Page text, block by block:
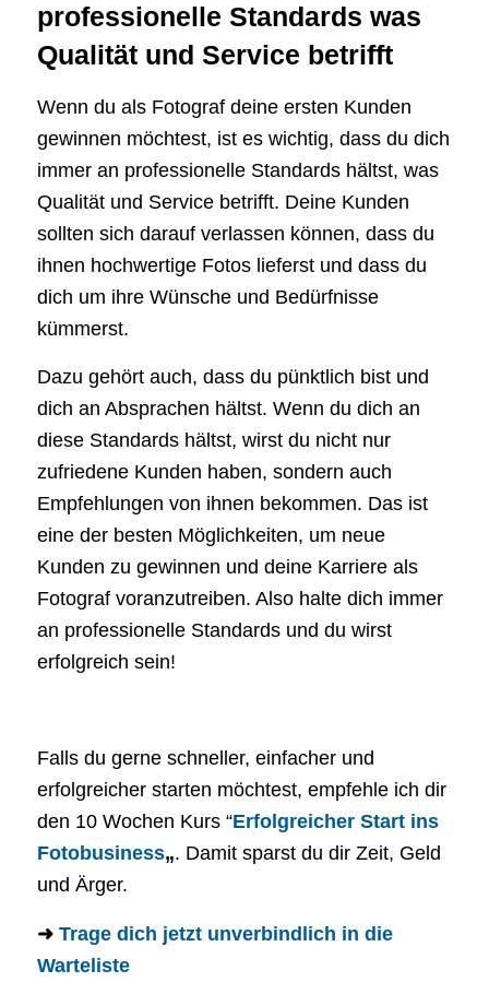
professionelle Standards was
Qualität und Service betrifft
Wenn du als Fotograf deine ersten Kunden
gewinnen möchtest, ist es wichtig, dass du dich
immer an professionelle Standards hältst, was
Qualität und Service betrifft. Deine Kunden
sollten sich darauf verlassen können, dass du
ihnen hochwertige Fotos lieferst und dass du
dich um ihre Wünsche und Bedürfnisse
kümmerst.
Dazu gehört auch, dass du pünktlich bist und
dich an Absprachen hältst. Wenn du dich an
diese Standards hältst, wirst du nicht nur
zufriedene Kunden haben, sondern auch
Empfehlungen von ihnen bekommen. Das ist
eine der besten Möglichkeiten, um neue
Kunden zu gewinnen und deine Karriere als
Fotograf voranzutreiben. Also halte dich immer
an professionelle Standards und du wirst
erfolgreich sein!
Falls du gerne schneller, einfacher und
erfolgreicher starten möchtest, empfehle ich dir
den 10 Wochen Kurs “Erfolgreicher Start ins
Fotobusiness„. Damit sparst du dir Zeit, Geld
und Ärger.
➜ Trage dich jetzt unverbindlich in die
Warteliste